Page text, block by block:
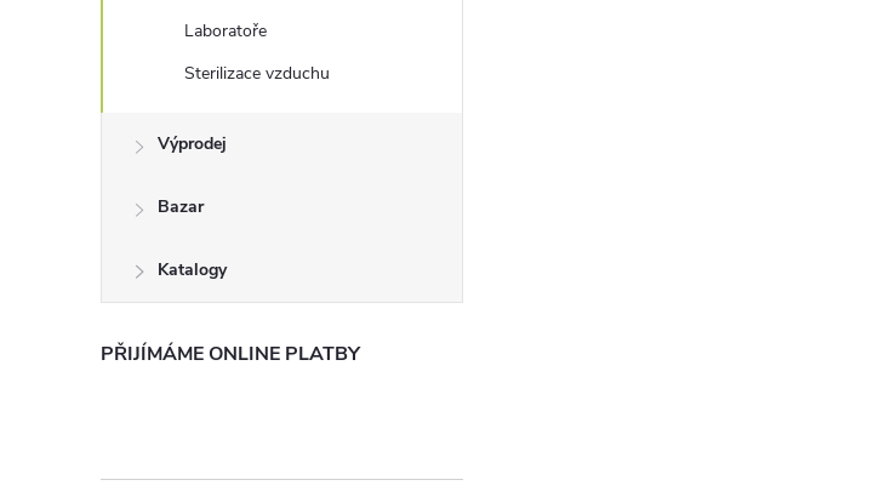
Laboratoře
Sterilizace vzduchu
Výprodej
Bazar
Katalogy
PŘIJÍMÁME ONLINE PLATBY